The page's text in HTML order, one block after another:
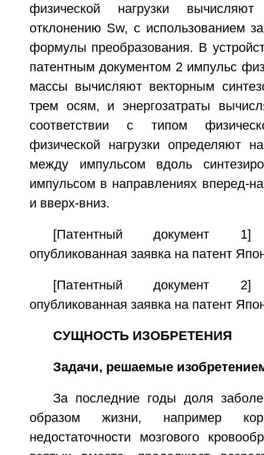
физической нагрузки
отклонению Sw, с использованием
формулы преобразования. В
патентным документом 2 импульс
массы вычисляют векторным
трем осям, и энергозатраты
соответствии с типом
физической нагрузки определяют
между импульсом вдоль
импульсом в направлениях вперед-
и вверх-вниз.
[Патентный документ 1]
опубликованная заявка на патент
[Патентный документ 2]
опубликованная заявка на патент
СУЩНОСТЬ ИЗОБРЕТЕНИЯ
Задачи, решаемые
За последние годы доля
образом жизни, например
недостаточности мозгового